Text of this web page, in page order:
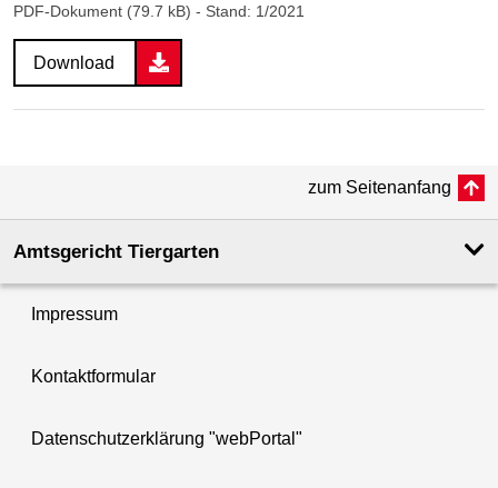
PDF-Dokument (79.7 kB) - Stand: 1/2021
Download
zum Seitenanfang
Amtsgericht Tiergarten
Impressum
Kontaktformular
Datenschutzerklärung "webPortal"